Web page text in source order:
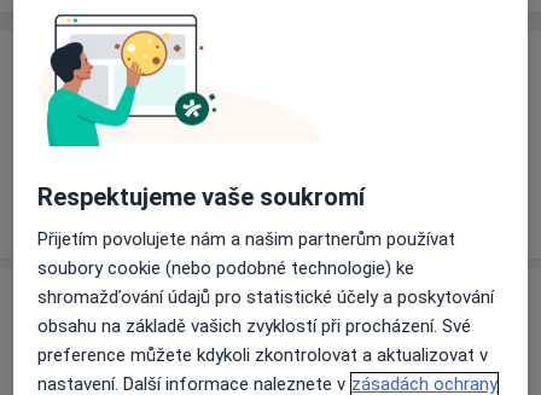
Ceník
Informace o službách a cenách nejsou k dispozici
Tento specialista ještě nepřidával žádné informace o
Adresa
Ordinace
Luhačovice
Respektujeme vaše soukromí
Přijetím povolujete nám a našim partnerům používat
soubory cookie (nebo podobné technologie) ke
shromažďování údajů pro statistické účely a poskytování
obsahu na základě vašich zvyklostí při procházení. Své
preference můžete kdykoli zkontrolovat a aktualizovat v
nastavení. Další informace naleznete v zásadách ochrany